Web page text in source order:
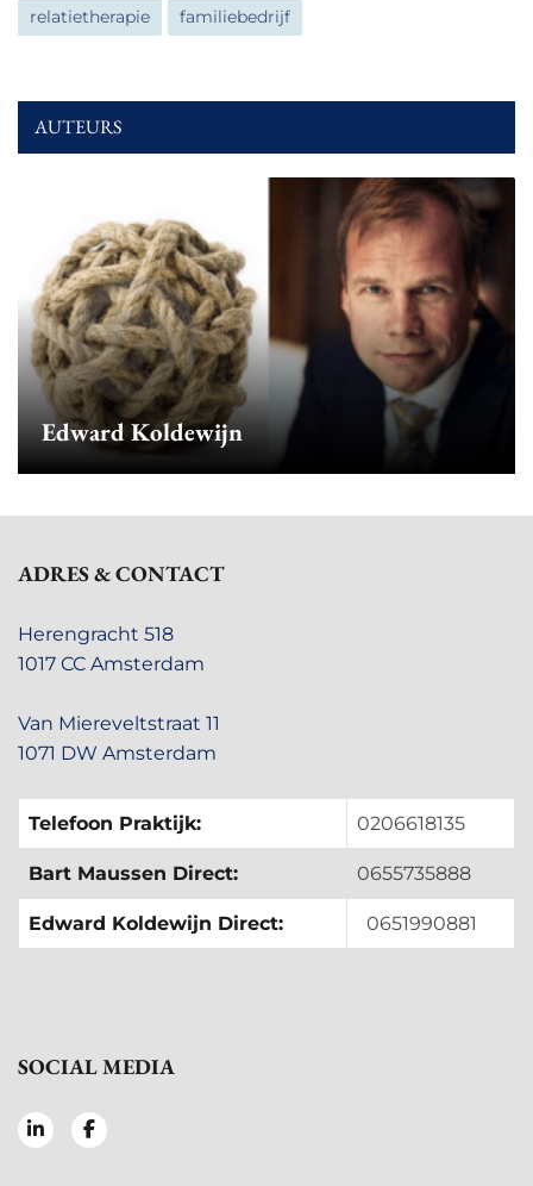
relatietherapie familiebedrijf
AUTEURS
Edward Koldewijn
ADRES & CONTACT
Herengracht 518
1017 CC Amsterdam
Van Miereveltstraat 11
1071 DW Amsterdam
Telefoon Praktijk: 0206618135
Bart Maussen Direct: 0655735888
Edward Koldewijn Direct: 0651990881
SOCIAL MEDIA